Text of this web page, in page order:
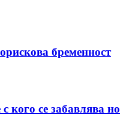
бременност
кого се